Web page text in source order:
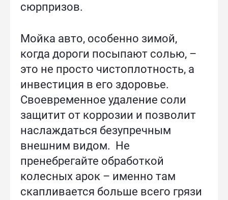
сюрпризов.
Мойка авто, особенно зимой,
когда дороги посыпают солью, –
это не просто чистоплотность, а
инвестиция в его здоровье.
Своевременное удаление соли
защитит от коррозии и позволит
наслаждаться безупречным
внешним видом. Не
пренебрегайте обработкой
колесных арок – именно там
скапливается больше всего грязи